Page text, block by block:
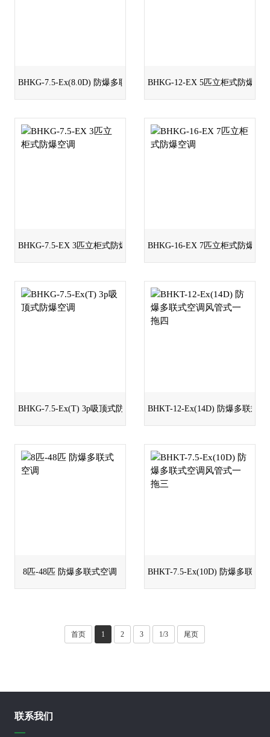
BHKG-7.5-Ex(8.0D) 防爆多联式空调天花式一拖二BHKG-12-EX 5匹立柜式防爆空
BHKG-7.5-EX 3匹立柜式防爆空调 BHKG-16-EX 7匹立柜式防爆空
BHKG-7.5-Ex(T) 3p吸顶式防爆空调BHKT-12-Ex(14D) 防爆多联式
8匹-48匹 防爆多联式空调 BHKT-7.5-Ex(10D) 防爆多联式
首页 1 2 3 1/3 尾页
联系我们